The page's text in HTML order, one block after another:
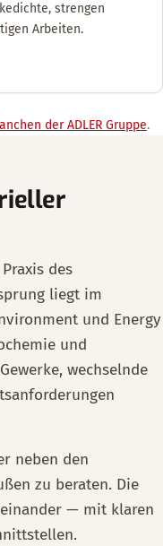
strengen
Arbeiten.
der ADLER Gruppe.
des
liegt im
und Energy
und
wechselnde
neben den
zu beraten. Die
— mit klaren